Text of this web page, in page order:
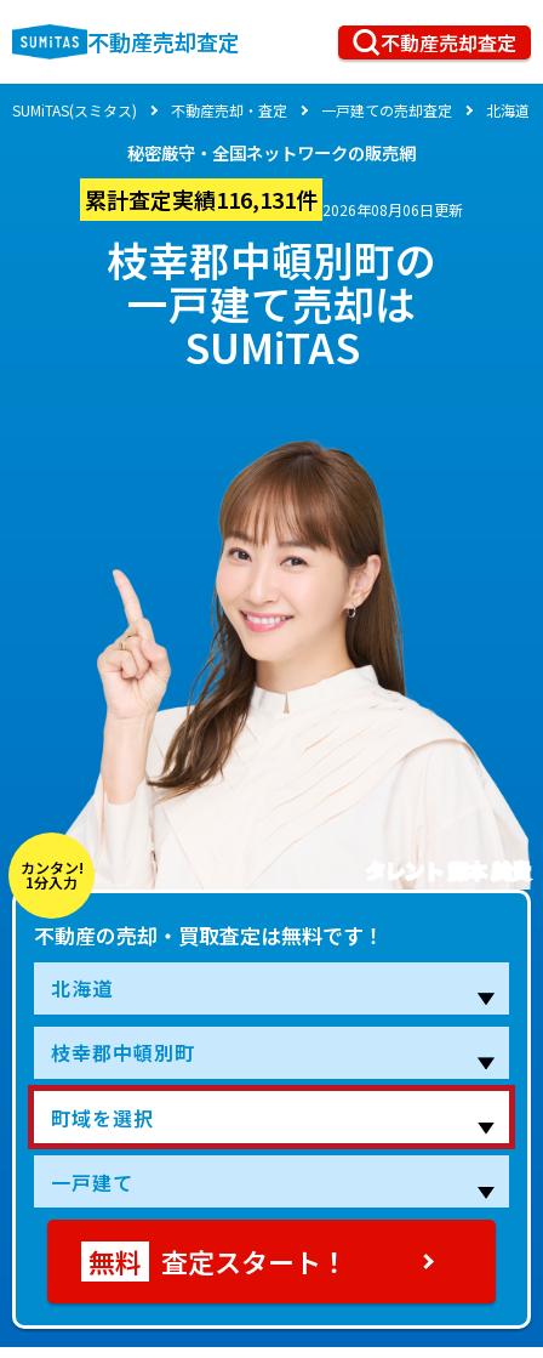
不動産売却査定 不動産売却査定
SUMiTAS(スミタス) 不動産売却・査定 一戸建ての売却査定 北海道
秘密厳守・全国ネットワークの販売網
累計査定実績116,131件 2026年08月06日更新
枝幸郡中頓別町の
一戸建て売却は
SUMiTAS
タレント 藤本 美貴
カンタン!
1分入力
不動産の売却・買取査定は無料です！
査定スタート！